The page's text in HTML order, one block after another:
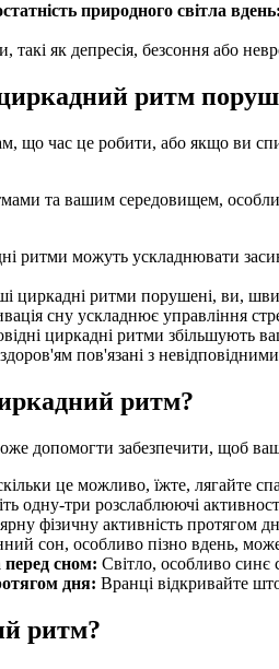
природного світла вдень:
такі як депресія, безсоння або
ритм
що час це робити, або якщо ви
та вашим середовищем,
ритми можуть ускладнювати
циркадні ритми порушені, ви,
сну ускладнює управління
циркадні ритми збільшують
пов'язані з
ритм?
допомогти забезпечити, щоб
це можливо, їжте, лягайте
одну-три розслаблюючі
фізичну активність протягом
сон, особливо пізно вдень,
перед сном: Світло, особливо синє
дня: Вранці відкривайте
ритм?